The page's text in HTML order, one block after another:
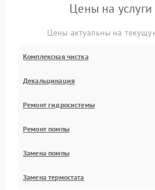
Цены на
Цены актуальны на
Комплексная чистка
Декальцинация
Ремонт гидросистемы
Ремонт помпы
Замена помпы
Замена термостата